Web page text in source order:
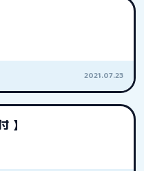
2021.07.23
】